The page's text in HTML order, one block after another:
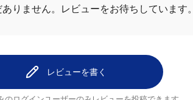
りません。 レビューをお待ちしています。
レビューを書く